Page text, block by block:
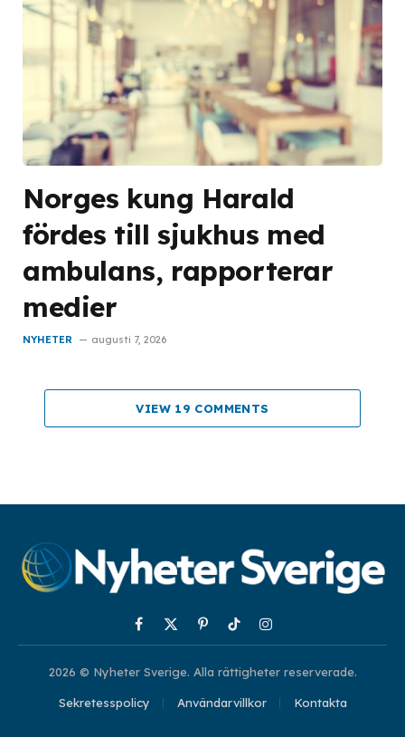
Norges kung Harald
fördes till sjukhus med
ambulans, rapporterar
medier
NYHETER augusti 7, 2026
VIEW 19 COMMENTS
Facebook
X
PinterestTikTokInstagram
2026 © Nyheter Sverige. Alla rättigheter reserverade.
Sekretesspolicy Användarvillkor Kontakta